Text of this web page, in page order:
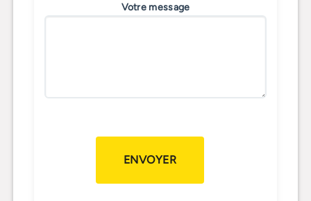
Votre message